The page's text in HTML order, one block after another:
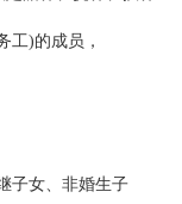
工)的成员，
子女、非婚生子